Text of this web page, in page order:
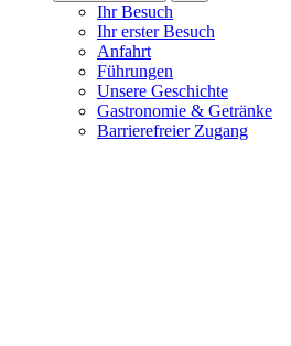
Ihr Besuch
Ihr erster Besuch
Anfahrt
Führungen
Unsere Geschichte
Gastronomie & Getränke
Barrierefreier Zugang